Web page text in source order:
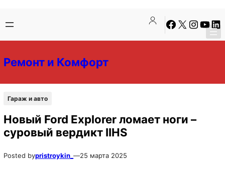
содержимому
содержимому
Facebook
X Instagram
Ремонт и Комфорт
Гараж и авто
Новый Ford Explorer ломает ноги –
суровый вердикт IIHS
Posted bypristroykin_ —25 марта 2025